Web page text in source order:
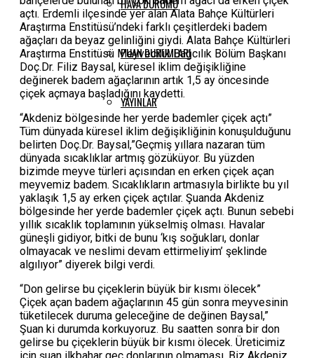
HAVA DURUMU
PUAN DURUMLARI
YAYINLAR
açtı. Erdemli ilçesinde yer alan Alata Bahçe Kültürleri
Araştırma Enstitüsü’ndeki farklı çeşitlerdeki badem
ağaçları da beyaz gelinliğini giydi. Alata Bahçe Kültürleri
Araştırma Enstitüsü Meyvecilik Bağcılık Bölüm Başkanı
Doç.Dr. Filiz Baysal, küresel iklim değişikliğine
değinerek badem ağaçlarının artık 1,5 ay öncesinde
çiçek açmaya başladığını kaydetti.
“Akdeniz bölgesinde her yerde bademler çiçek açtı”
Tüm dünyada küresel iklim değişikliğinin konuşulduğunu
belirten Doç.Dr. Baysal,”Geçmiş yıllara nazaran tüm
dünyada sıcaklıklar artmış gözüküyor. Bu yüzden
bizimde meyve türleri açısından en erken çiçek açan
meyvemiz badem. Sıcaklıkların artmasıyla birlikte bu yıl
yaklaşık 1,5 ay erken çiçek açtılar. Şuanda Akdeniz
bölgesinde her yerde bademler çiçek açtı. Bunun sebebi
yıllık sıcaklık toplamının yükselmiş olması. Havalar
güneşli gidiyor, bitki de bunu ‘kış soğukları, donlar
olmayacak ve neslimi devam ettirmeliyim’ şeklinde
algılıyor” diyerek bilgi verdi.
“Don gelirse bu çiçeklerin büyük bir kısmı ölecek”
Çiçek açan badem ağaçlarının 45 gün sonra meyvesinin
tüketilecek duruma geleceğine de değinen Baysal,”
Şuan ki durumda korkuyoruz. Bu saatten sonra bir don
gelirse bu çiçeklerin büyük bir kısmı ölecek. Üreticimiz